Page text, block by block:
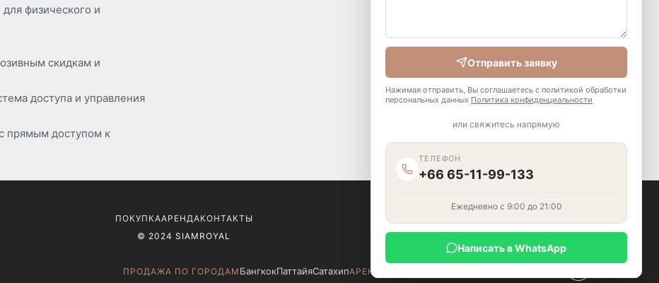
физического и
скидкам и
доступа и управления
прямым доступом к
ПОКУПКААРЕНДАКОНТАКТЫ
© 2024 SIAMROYAL
ПРОДАЖА ПО ГОРОДАМ БангкокПаттайяСатахипАРЕНДА ПО ГОРОДАМ
Отправить заявку
Нажимая отправить, Вы соглашаетесь с политикой обработки
персональных данных Политика конфиденциальности
или свяжитесь напрямую
ТЕЛЕФОН
+66 65-11-99-133
Ежедневно с 9:00 до 21:00
Написать в WhatsApp